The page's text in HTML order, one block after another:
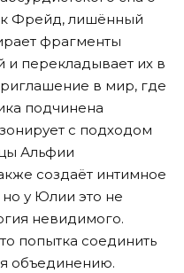
Фрейд, лишённый
фрагменты
и перекладывает их в
в мир, где
подчинена
с подходом
Альфии
создаёт интимное
но у Юлии это не
невидимого.
попытка соединить
объединению.